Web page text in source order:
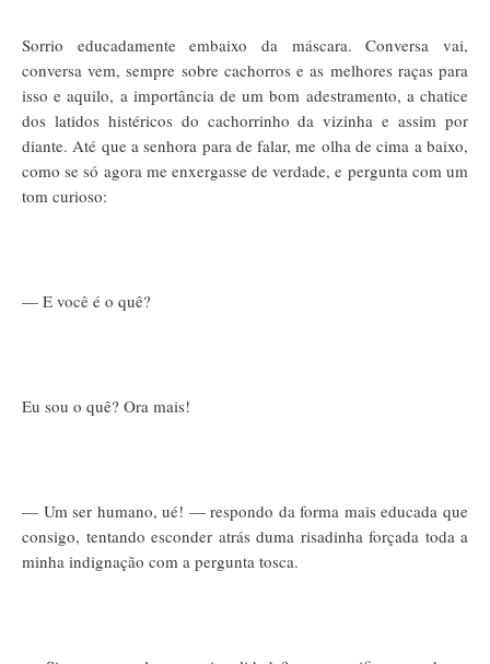
Sorrio educadamente embaixo da máscara. Conversa vai,
conversa vem, sempre sobre cachorros e as melhores raças para
isso e aquilo, a importância de um bom adestramento, a chatice
dos latidos histéricos do cachorrinho da vizinha e assim por
diante. Até que a senhora para de falar, me olha de cima a baixo,
como se só agora me enxergasse de verdade, e pergunta com um
tom curioso:
— E você é o quê?
Eu sou o quê? Ora mais!
— Um ser humano, ué! — respondo da forma mais educada que
consigo, tentando esconder atrás duma risadinha forçada toda a
minha indignação com a pergunta tosca.